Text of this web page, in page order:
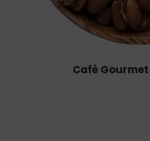
Café